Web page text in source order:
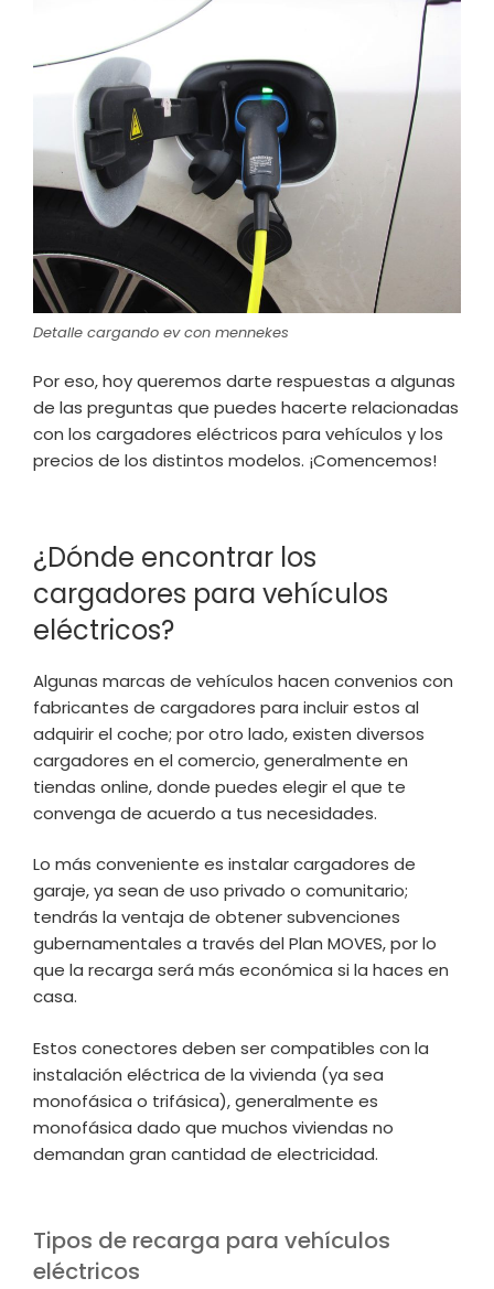
Detalle cargando ev con mennekes
Por eso, hoy queremos darte respuestas a algunas
de las preguntas que puedes hacerte relacionadas
con los cargadores eléctricos para vehículos y los
precios de los distintos modelos. ¡Comencemos!
¿Dónde encontrar los
cargadores para vehículos
eléctricos?
Algunas marcas de vehículos hacen convenios con
fabricantes de cargadores para incluir estos al
adquirir el coche; por otro lado, existen diversos
cargadores en el comercio, generalmente en
tiendas online, donde puedes elegir el que te
convenga de acuerdo a tus necesidades.
Lo más conveniente es instalar cargadores de
garaje, ya sean de uso privado o comunitario;
tendrás la ventaja de obtener subvenciones
gubernamentales a través del Plan MOVES, por lo
que la recarga será más económica si la haces en
casa.
Estos conectores deben ser compatibles con la
instalación eléctrica de la vivienda (ya sea
monofásica o trifásica), generalmente es
monofásica dado que muchos viviendas no
demandan gran cantidad de electricidad.
Tipos de recarga para vehículos
eléctricos